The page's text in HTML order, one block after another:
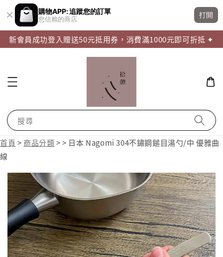
購物APP: 追蹤您的訂單
您信賴的商店
打開
新會員成功登入贈送50元抵用券，消費滿1000元即可折抵 ✦
搜尋
首頁 > 商品分類>> 日本 Nagomi 304不鏽鋼鎚目湯勺/中 優雅曲
線